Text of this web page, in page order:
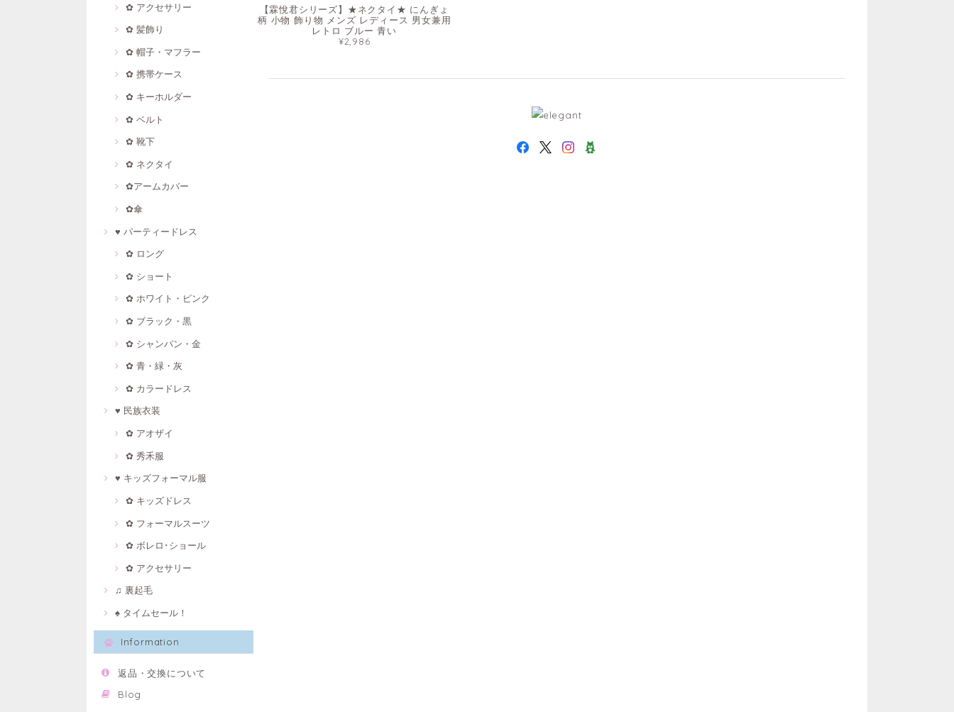
✿ アクセサリー
✿ 髪飾り
✿ 帽子・マフラー
✿ 携帯ケース
✿ キーホルダー
✿ ベルト
✿ 靴下
✿ ネクタイ
✿アームカバー
✿傘
♥ パーティードレス
✿ ロング
✿ ショート
✿ ホワイト・ピンク
✿ ブラック・黒
✿ シャンパン・金
✿ 青・緑・灰
✿ カラードレス
♥ 民族衣装
✿ アオザイ
✿ 秀禾服
♥ キッズフォーマル服
✿ キッズドレス
✿ フォーマルスーツ
✿ ボレロ･ショール
✿ アクセサリー
♫ 裏起毛
♠ タイムセール！
Information
返品・交換について
Blog
【霖悅君シリーズ】★ネクタイ★ にんぎょ
柄 小物 飾り物 メンズ レディース 男女兼用
レトロ ブルー 青い
¥2,986